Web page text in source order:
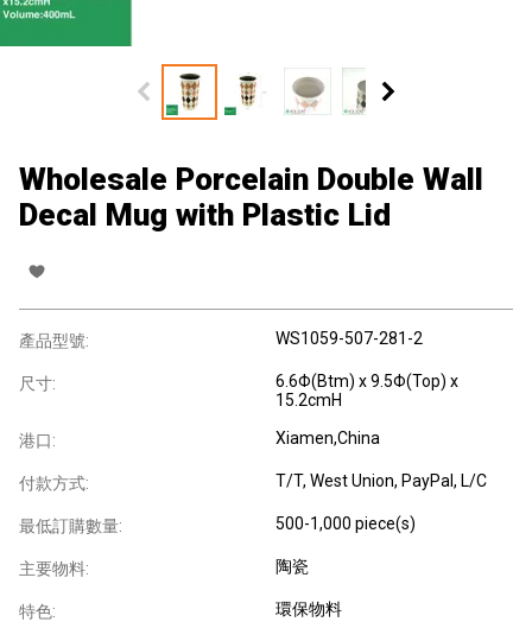
Wholesale Porcelain Double Wall
Decal Mug with Plastic Lid
產品型號: WS1059-507-281-2
尺寸:
6.6Φ(Btm) x 9.5Φ(Top) x
15.2cmH
港口: Xiamen,China
付款方式: T/T, West Union, PayPal, L/C
最低訂購數量: 500-1,000 piece(s)
主要物料: 陶瓷
特色: 環保物料